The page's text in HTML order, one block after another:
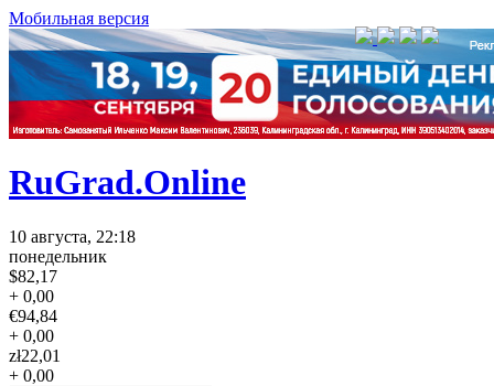
Мобильная версия
RuGrad.Online
10 августа, 22:18
понедельник
$82,17
+ 0,00
€94,84
+ 0,00
zł22,01
+ 0,00